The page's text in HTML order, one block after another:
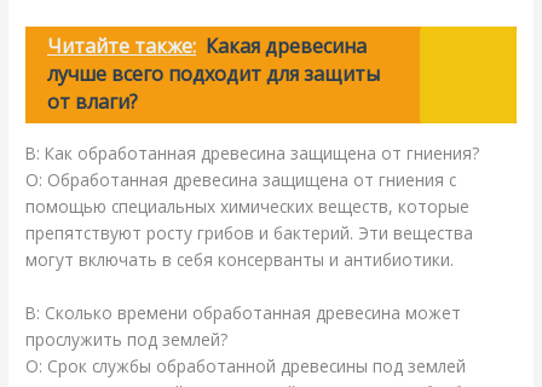
Читайте также: Какая древесина
лучше всего подходит для защиты
от влаги?
В: Как обработанная древесина защищена от гниения?
О: Обработанная древесина защищена от гниения с
помощью специальных химических веществ, которые
препятствуют росту грибов и бактерий. Эти вещества
могут включать в себя консерванты и антибиотики.
В: Сколько времени обработанная древесина может
прослужить под землей?
О: Срок службы обработанной древесины под землей